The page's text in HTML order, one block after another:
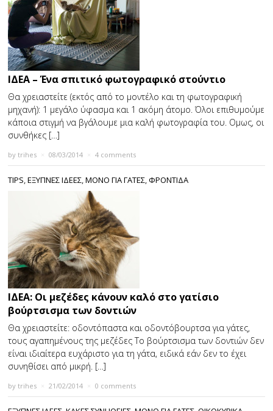
ΙΔΕΑ – Ένα σπιτικό φωτογραφικό στούντιο
Θα χρειαστείτε (εκτός από το μοντέλο και τη φωτογραφική
μηχανή): 1 μεγάλο ύφασμα και 1 ακόμη άτομο. Όλοι επιθυμούμε
κάποια στιγμή να βγάλουμε μια καλή φωτογραφία του. Οµως, οι
συνθήκες […]
bytrihes 08/03/2014 4 comments
TIPS,ΕΞΥΠΝΕΣ ΙΔΕΕΣ,ΜΟΝΟ ΓΙΑ ΓΑΤΕΣ,ΦΡΟΝΤΙΔΑ
ΙΔΕΑ: Οι µεζέδες κάνουν καλό στο γατίσιο
βούρτσισµα των δοντιών
Θα χρειαστείτε: οδοντόπαστα και οδοντόβουρτσα για γάτες,
τους αγαπηµένους της µεζέδες Το βούρτσισµα των δοντιών δεν
είναι ιδιαίτερα ευχάριστο για τη γάτα, ειδικά εάν δεν το έχει
συνηθίσει από µικρή. […]
bytrihes 21/02/2014 0 comments